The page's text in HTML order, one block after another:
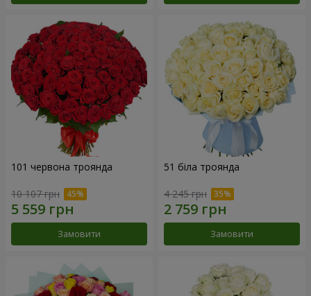
101 червона троянда
10 107 грн
Замовити
51 біла троянда
4 245 грн
Замовити